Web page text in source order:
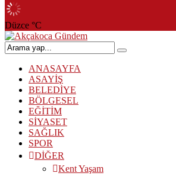
Düzce °C
ANASAYFA
ASAYİŞ
BELEDİYE
BÖLGESEL
EĞİTİM
SİYASET
SAĞLIK
SPOR
DİĞER
Kent Yaşam